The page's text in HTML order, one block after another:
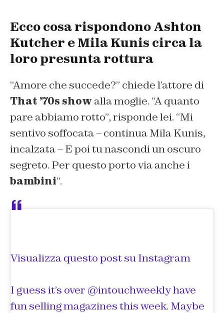
Ecco cosa rispondono Ashton
Kutcher e Mila Kunis circa la
loro presunta rottura
“Amore che succede?” chiede l’attore di
That ’70s show alla moglie. “A quanto
pare abbiamo rotto”, risponde lei. “Mi
sentivo soffocata – continua Mila Kunis,
incalzata – E poi tu nascondi un oscuro
segreto. Per questo porto via anche i
bambini“.
Visualizza questo post su Instagram
I guess it’s over @intouchweekly have
fun selling magazines this week. Maybe